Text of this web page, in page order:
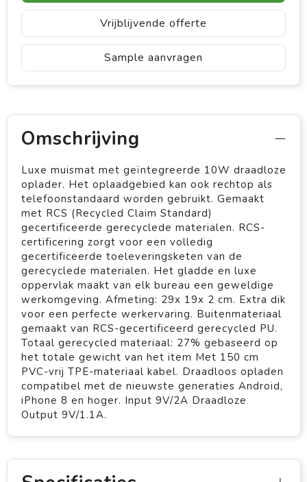
Vrijblijvende offerte
Sample aanvragen
Omschrijving
Luxe muismat met geïntegreerde 10W draadloze
oplader. Het oplaadgebied kan ook rechtop als
telefoonstandaard worden gebruikt. Gemaakt
met RCS (Recycled Claim Standard)
gecertificeerde gerecyclede materialen. RCS-
certificering zorgt voor een volledig
gecertificeerde toeleveringsketen van de
gerecyclede materialen. Het gladde en luxe
oppervlak maakt van elk bureau een geweldige
werkomgeving. Afmeting: 29x 19x 2 cm. Extra dik
voor een perfecte werkervaring. Buitenmateriaal
gemaakt van RCS-gecertificeerd gerecycled PU.
Totaal gerecycled materiaal: 27% gebaseerd op
het totale gewicht van het item Met 150 cm
PVC-vrij TPE-materiaal kabel. Draadloos opladen
compatibel met de nieuwste generaties Android,
iPhone 8 en hoger. Input 9V/2A Draadloze
Output 9V/1.1A.